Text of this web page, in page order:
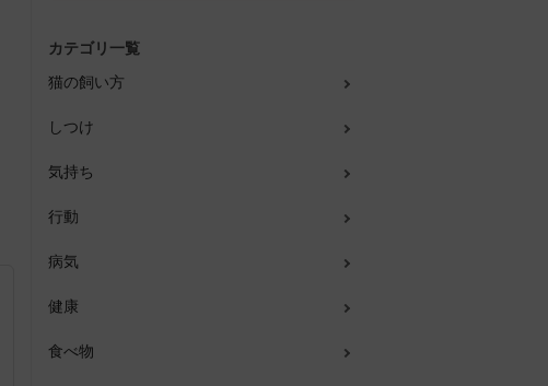
カテゴリ一覧
猫の飼い方
しつけ
気持ち
行動
病気
健康
食べ物